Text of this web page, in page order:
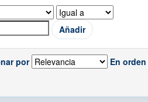
por En orden